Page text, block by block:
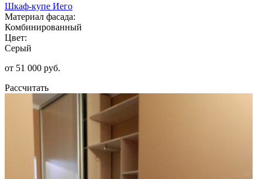
Шкаф-купе Иего
Материал фасада:
Комбинированный
Цвет:
Серый
от 51 000 руб.
Рассчитать